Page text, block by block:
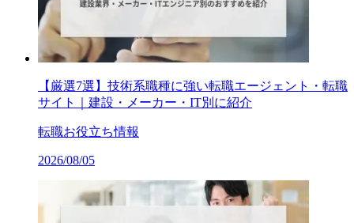
【厳選7選】技術系職種に強い転職エージェント・転職
サイト｜建設・メーカー・IT別に紹介
転職お役立ち情報
2026/08/05